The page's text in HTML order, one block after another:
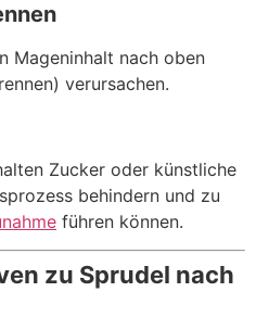
Mageninhalt nach oben
verursachen.
Zucker oder künstliche
behindern und zu
führen können.
zu Sprudel nach